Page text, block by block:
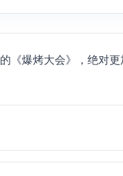
《爆烤大会》，绝对